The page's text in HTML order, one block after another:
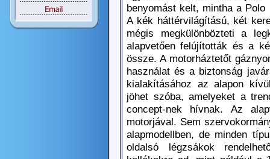
benyomást kelt, mintha a
A kék háttérvilágítású, két
mégis megkülönbözteti a
alapvetően felújították és a
össze. A motorháztetőt
használat és a biztonság
kialakításához az alapon
jöhet szóba, amelyeket a
concept-nek hívnak. Az
motorjával. Sem
alapmodellben, de minden
oldalsó légzsákok